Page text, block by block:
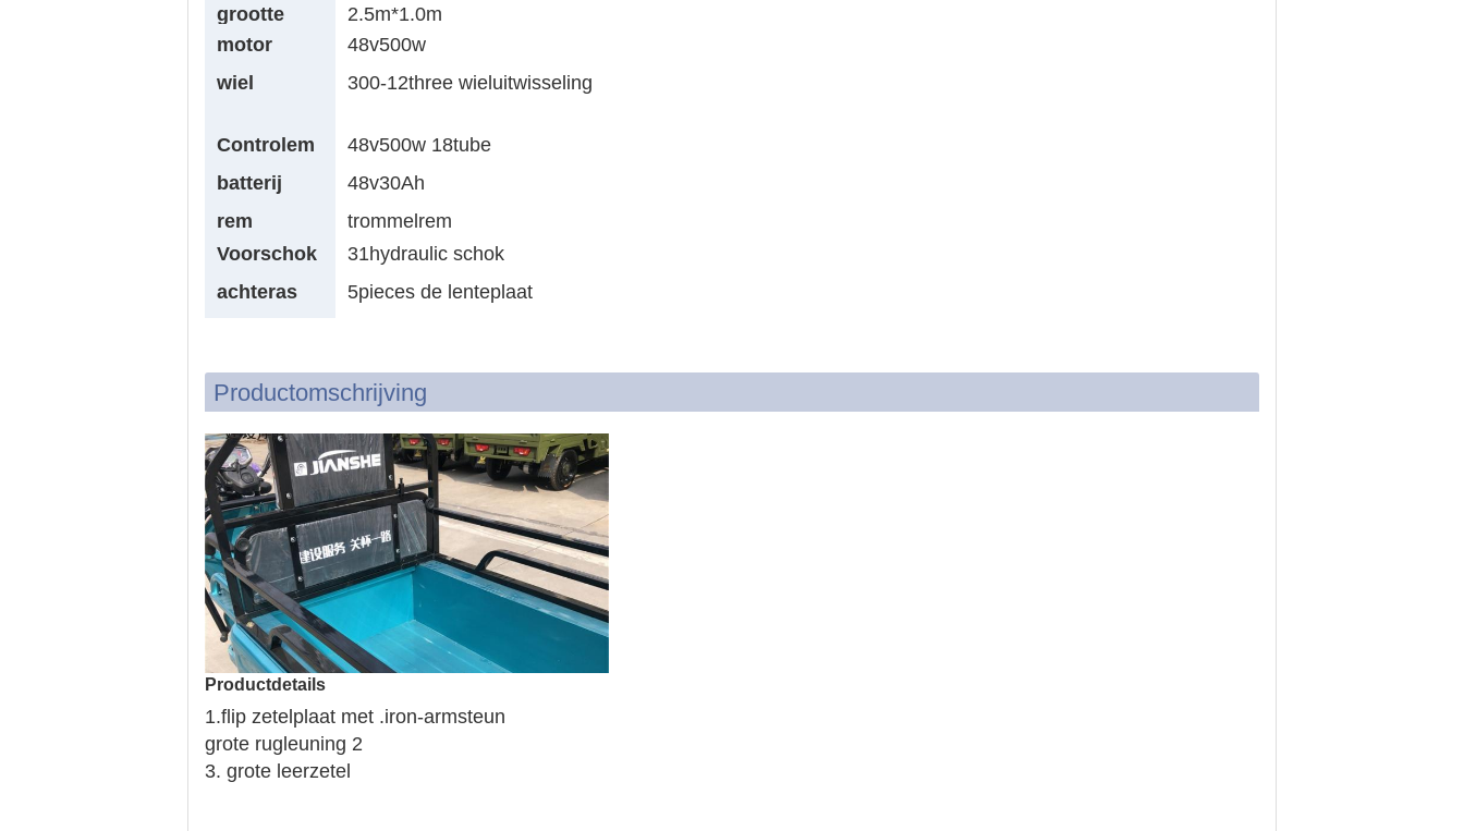
grootte
2.5m*1.0m
motor
48v500w
wiel
300-12three wieluitwisseling
Controlem
echanisme
48v500w 18tube
batterij
48v30Ah
rem
trommelrem
Voorschok
31hydraulic schok
achteras
5pieces de lenteplaat
Productomschrijving
Productdetails
1.flip zetelplaat met .iron-armsteun
grote rugleuning 2
3. grote leerzetel